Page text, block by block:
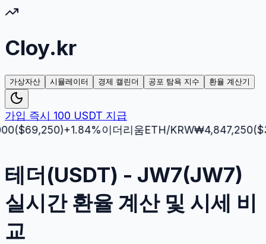
Cloy.kr
가상자산 시뮬레이터 경제 캘린더 공포 탐욕 지수 환율 계산기
가입 즉시 100 USDT 지급
)+1.84%이더리움ETH/KRW₩4,847,250($
테더(USDT) - JW7(JW7)
실시간 환율 계산 및 시세 비
교